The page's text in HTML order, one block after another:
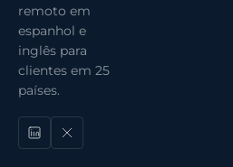
remoto em
espanhol e
inglês para
clientes em 25
países.